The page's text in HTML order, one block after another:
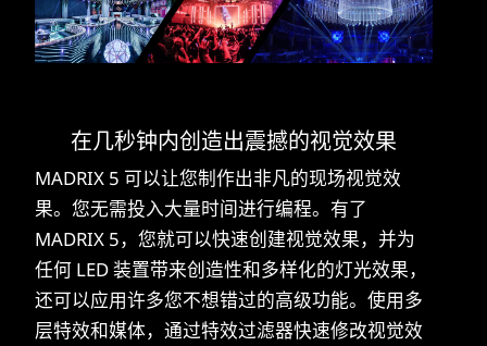
在几秒钟内创造出震撼的视觉效果
MADRIX 5 可以让您制作出非凡的现场视觉效
果。您无需投入大量时间进行编程。有了
MADRIX 5，您就可以快速创建视觉效果，并为
任何 LED 装置带来创造性和多样化的灯光效果，
还可以应用许多您不想错过的高级功能。使用多
层特效和媒体，通过特效过滤器快速修改视觉效